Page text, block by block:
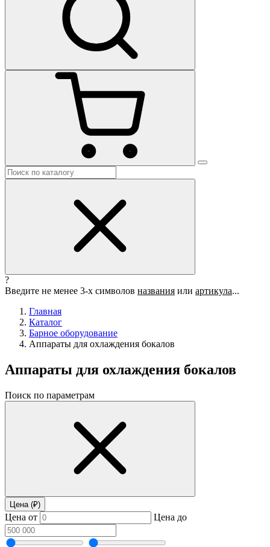
?
Введите не менее 3-х символов названия или артикула...
Главная
Каталог
Барное оборудование
Аппараты для охлаждения бокалов
Аппараты для охлаждения бокалов
Поиск по параметрам
Цена (₽)
Цена от Цена до